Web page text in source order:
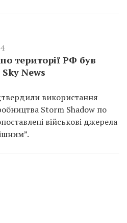
території РФ був
News
використання
Storm Shadow по
військові джерела